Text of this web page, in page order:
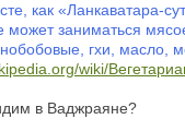
как «Ланкаватара-
может заниматься
гхи, масло,
wiki/
в Ваджраяне?